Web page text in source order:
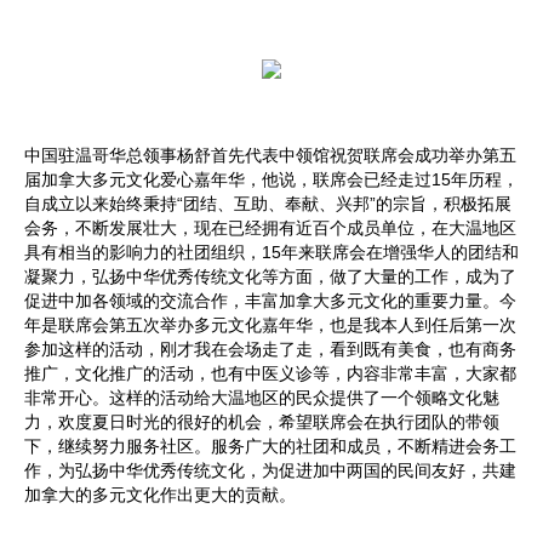
中国驻温哥华总领事杨舒首先代表中领馆祝贺联席会成功举办第五
届加拿大多元文化爱心嘉年华，他说，联席会已经走过15年历程，
自成立以来始终秉持“团结、互助、奉献、兴邦”的宗旨，积极拓展
会务，不断发展壮大，现在已经拥有近百个成员单位，在大温地区
具有相当的影响力的社团组织，15年来联席会在增强华人的团结和
凝聚力，弘扬中华优秀传统文化等方面，做了大量的工作，成为了
促进中加各领域的交流合作，丰富加拿大多元文化的重要力量。今
年是联席会第五次举办多元文化嘉年华，也是我本人到任后第一次
参加这样的活动，刚才我在会场走了走，看到既有美食，也有商务
推广，文化推广的活动，也有中医义诊等，内容非常丰富，大家都
非常开心。这样的活动给大温地区的民众提供了一个领略文化魅
力，欢度夏日时光的很好的机会，希望联席会在执行团队的带领
下，继续努力服务社区。服务广大的社团和成员，不断精进会务工
作，为弘扬中华优秀传统文化，为促进加中两国的民间友好，共建
加拿大的多元文化作出更大的贡献。